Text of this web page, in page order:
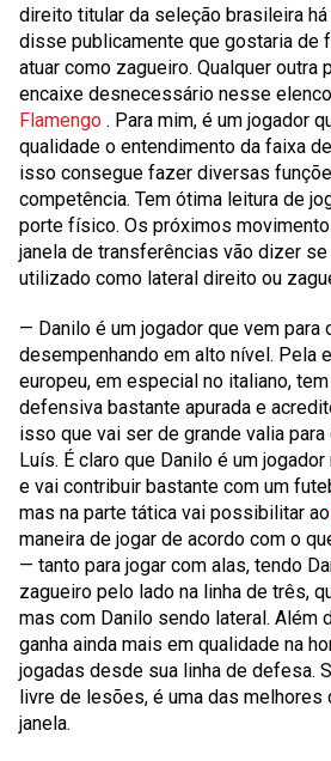
direito titular da seleção brasileira
disse publicamente que gostaria de
atuar como zagueiro. Qualquer outra
encaixe desnecessário nesse
Flamengo . Para mim, é um jogador
qualidade o entendimento da faixa
isso consegue fazer diversas
competência. Tem ótima leitura de
porte físico. Os próximos
janela de transferências vão dizer
utilizado como lateral direito ou
— Danilo é um jogador que vem para
desempenhando em alto nível. Pela
europeu, em especial no italiano,
defensiva bastante apurada e
isso que vai ser de grande valia
Luís. É claro que Danilo é um
e vai contribuir bastante com um
mas na parte tática vai possibilitar ao
maneira de jogar de acordo com o
— tanto para jogar com alas, tendo
zagueiro pelo lado na linha de três,
mas com Danilo sendo lateral. Além
ganha ainda mais em qualidade na
jogadas desde sua linha de defesa.
livre de lesões, é uma das melhores
janela.